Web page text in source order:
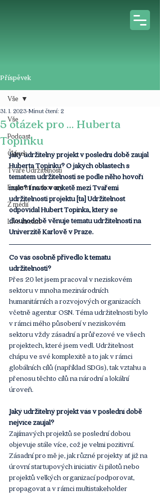
Příspěvek
Vše
Podcast
Článek
Tváře Udržitelnosti
Expertní rozhovory
Z médií
Live stream
Vše
5 otázek pro ... Huberta
Topinku
31. 1. 2023 Minut čtení: 2
Jaký udržitelný projekt v poslední době zaujal
Huberta Topinku? O jakých oblastech s
tématem udržitelnosti se podle něho hovoří
málo? I na to v anketě mezi Tvářemi
udržitelnosti projektu [ta] Udržitelnost
odpovídal Hubert Topinka, který se
dlouhodobě věnuje tématu udržitelnosti na
Univerzitě Karlově v Praze.
Co vás osobně přivedlo k tématu
udržitelnosti?
Přes 20 let jsem pracoval v neziskovém
sektoru v mnoha mezinárodních
humanitárních a rozvojových organizacích
včetně agentur OSN. Téma udržitelnosti bylo
v rámci mého působení v neziskovém
sektoru vždy zásadní a průřezové ve všech
projektech, které jsem vedl. Udržitelnost
chápu ve své komplexitě a to jak v rámci
globálních cílů (například SDGs), tak vztahu a
přenosu těchto cílů na národní a lokální
úroveň.
Jaký udržitelný projekt vás v poslední době
nejvíce zaujal?
Zajímavých projektů se poslední dobou
objevuje stále více, což je velmi pozitivní.
Zásadní pro mě je, jak různé projekty ať již na
úrovní startupových iniciativ či pilotů nebo
projektů velkých organizací podporovat,
propagovat a v rámci multistakeholder